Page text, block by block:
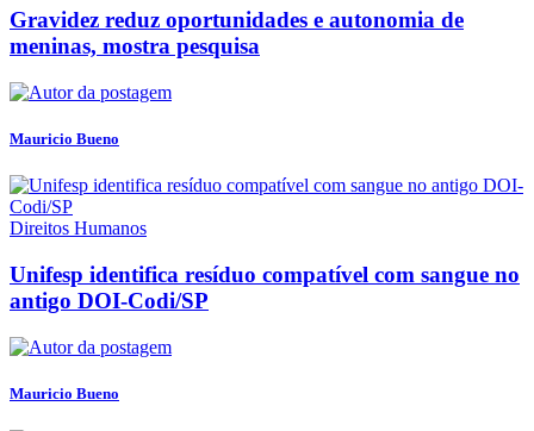
Gravidez reduz oportunidades e autonomia de
meninas, mostra pesquisa
Mauricio Bueno
Direitos Humanos
Unifesp identifica resíduo compatível com sangue no
antigo DOI-Codi/SP
Mauricio Bueno